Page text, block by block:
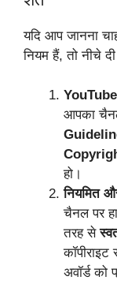
यदि आप जानना
नियम हैं, तो नीचे
YouTube
आपका
हो।
नियमित
चैनल पर
तरह से
अवॉर्ड को